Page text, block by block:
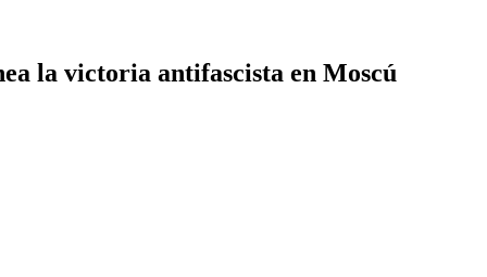
la victoria antifascista en Moscú